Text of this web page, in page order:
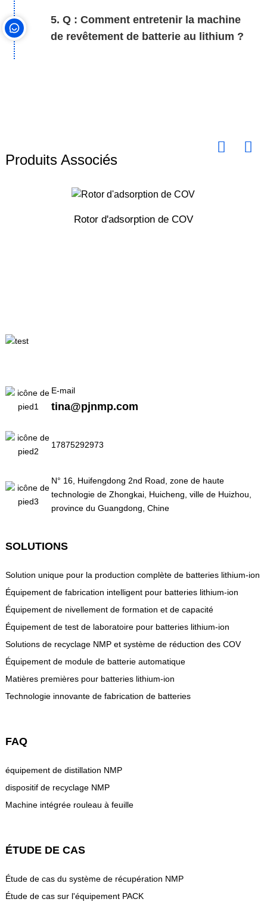
5. Q : Comment entretenir la machine
de revêtement de batterie au lithium ?
Produits Associés
Rotor d'adsorption de COV
E-mail
tina@pjnmp.com
17875292973
N° 16, Huifengdong 2nd Road, zone de haute
technologie de Zhongkai, Huicheng, ville de Huizhou,
province du Guangdong, Chine
SOLUTIONS
Solution unique pour la production complète de batteries lithium-ion
Équipement de fabrication intelligent pour batteries lithium-ion
Équipement de nivellement de formation et de capacité
Équipement de test de laboratoire pour batteries lithium-ion
Solutions de recyclage NMP et système de réduction des COV
Équipement de module de batterie automatique
Matières premières pour batteries lithium-ion
Technologie innovante de fabrication de batteries
FAQ
équipement de distillation NMP
dispositif de recyclage NMP
Machine intégrée rouleau à feuille
ÉTUDE DE CAS
Étude de cas du système de récupération NMP
Étude de cas sur l'équipement PACK